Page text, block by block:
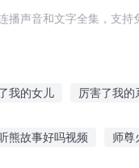
声音和文字全集，支持
我的女儿 厉害了我的
熊故事好吗视频 师尊